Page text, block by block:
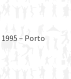
1995 – Porto